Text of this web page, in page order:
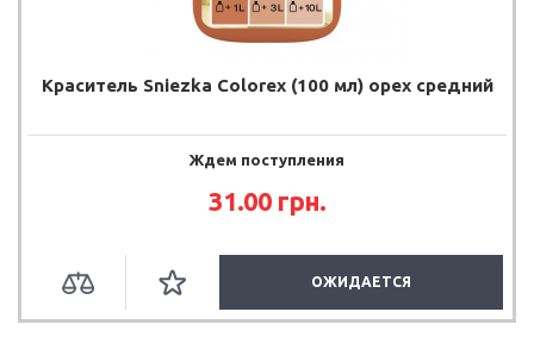
Краситель Sniezka Colorex (100 мл) орех средний
Ждем поступления
31.00 грн.
ОЖИДАЕТСЯ